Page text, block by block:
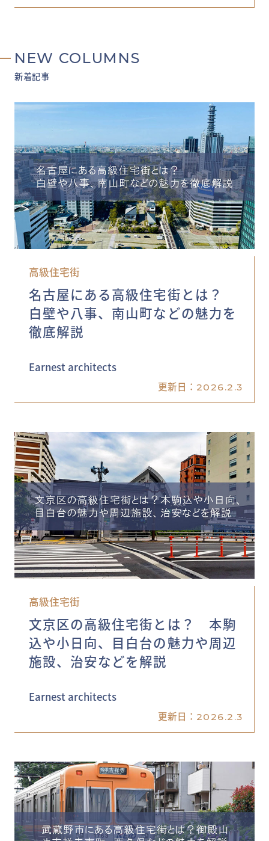
NEW COLUMNS
新着記事
高級住宅街
名古屋にある高級住宅街とは？
白壁や八事、南山町などの魅力を
徹底解説
Earnest architects
更新日： 2026.2.3
高級住宅街
文京区の高級住宅街とは？ 本駒
込や小日向、目白台の魅力や周辺
施設、治安などを解説
Earnest architects
更新日： 2026.2.3
MY DECKページで確認する